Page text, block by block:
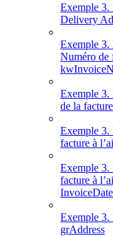
Exemple 3.
Delivery
Exemple 3.
Numéro de
Exemple 3.
de la
Exemple 3.
facture à
Exemple 3.
facture à
Exemple 3.
grAddress